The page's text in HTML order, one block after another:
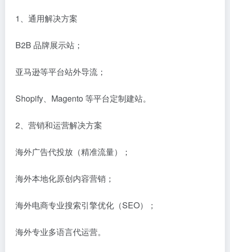
1、通用解决方案
B2B 品牌展示站；
亚马逊等平台站外导流；
Shopify、Magento 等平台定制建站。
2、营销和运营解决方案
海外广告代投放（精准流量）；
海外本地化原创内容营销；
海外电商专业搜索引擎优化（SEO）；
海外专业多语言代运营。